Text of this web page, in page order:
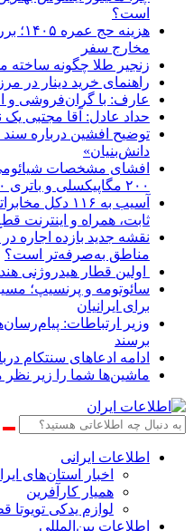
است؟
مخارج سفر
زنجیر طلا چگونه ساخته
راهنمای خرید دینار در
عارف: با گران‌فروشی و
حداد عادل: آقا مجتبی یک
توضیح افشین درباره سند
دانش‌بنیان»
۲۰۰ مگاپیکسلی و باتری ۷۰۰۰ میلی‌آمپری در راه است
آسیب به ۱۱۶
ثابت، همراه و اینترنت
نقشه جدید بازده اجاره
مناطق به‌صرفه‌تر است؟
اولین قطار هیدروژنی
سائوتومه و پرنسیپ؛
برای ایرانیان
وزیر ارتباطات:
برسند
ادامه ادعاهای سنتکام
ماشین‌ها شما را زیر نظر
اطلاعات‌ ‎ایرانی
اخبار استان‌های
همیار کارآفرین
لوازم یدکی تویوتا
اطلاعات بین‌المللی